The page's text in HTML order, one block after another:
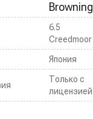
Browning
6.5
Creedmoor
Япония
Только с
лицензией